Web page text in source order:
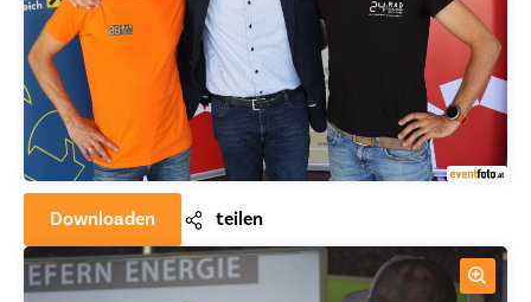
Downloaden teilen